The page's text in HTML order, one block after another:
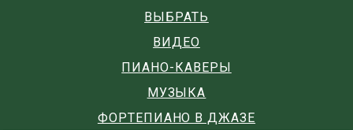
ВЫБРАТЬ
ВИДЕО
ПИАНО-КАВЕРЫ
МУЗЫКА
ФОРТЕПИАНО В ДЖАЗЕ